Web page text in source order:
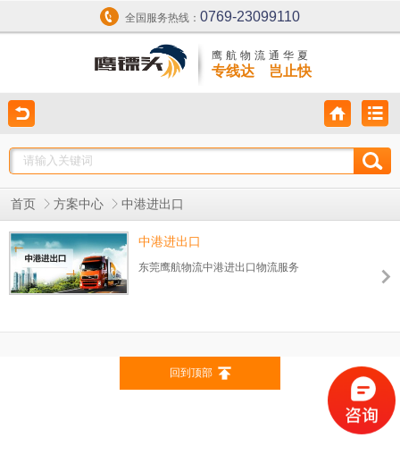
全国服务热线： 0769-23099110
鹰航物流通华夏
专线达 岂止快
首页 方案中心 中港进出口
中港进出口
东莞鹰航物流中港进出口物流服务
回到顶部